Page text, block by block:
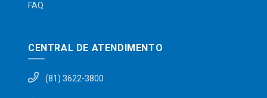
FAQ
CENTRAL DE ATENDIMENTO
(81) 3622-3800